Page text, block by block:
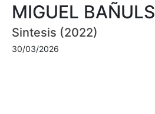
MIGUEL BAÑULS
Sintesis (2022)
30/03/2026